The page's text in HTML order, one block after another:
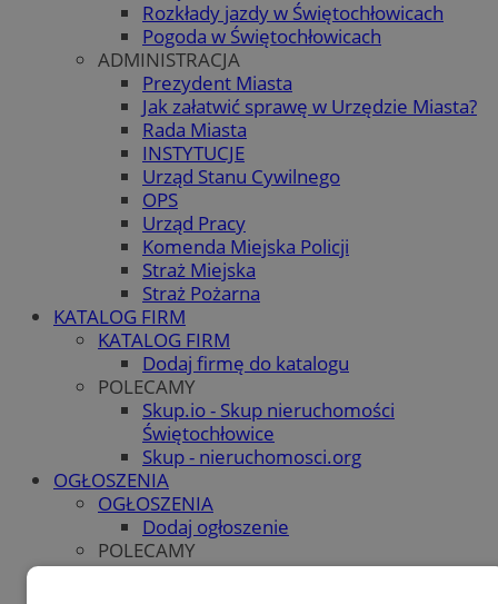
Rozkłady jazdy w Świętochłowicach
Pogoda w Świętochłowicach
ADMINISTRACJA
Prezydent Miasta
Jak załatwić sprawę w Urzędzie Miasta?
Rada Miasta
INSTYTUCJE
Urząd Stanu Cywilnego
OPS
Urząd Pracy
Komenda Miejska Policji
Straż Miejska
Straż Pożarna
KATALOG FIRM
KATALOG FIRM
Dodaj firmę do katalogu
POLECAMY
Skup.io - Skup nieruchomości
Świętochłowice
Skup - nieruchomosci.org
OGŁOSZENIA
OGŁOSZENIA
Dodaj ogłoszenie
POLECAMY
Protocol IT